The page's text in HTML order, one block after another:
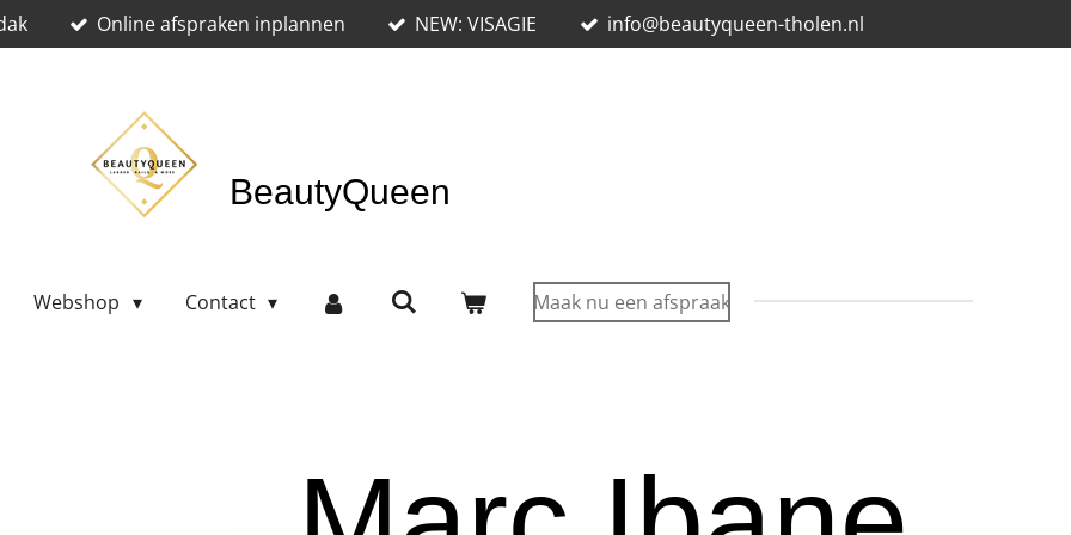
Online afspraken inplannen NEW: VISAGIE info@beautyqueen-tholen.nl
BeautyQueen
Webshop Contact Maak nu een afspraak